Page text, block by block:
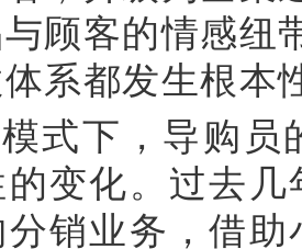
顾客的情感纽
系都发生根本
式下，导购
变化。过去
销业务，借